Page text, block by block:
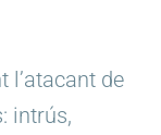
l’atacant de
intrús,